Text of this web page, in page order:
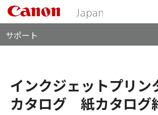
サポート
インクジェットプリン
カタログ 紙カタログ